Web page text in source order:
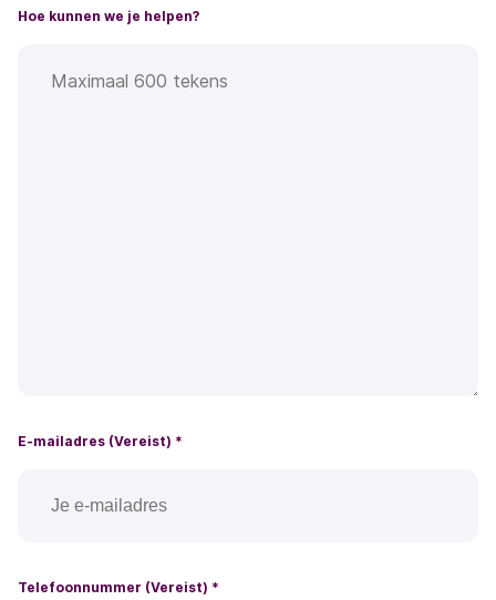
Hoe kunnen we je helpen?
E-mailadres (Vereist) *
Telefoonnummer (Vereist) *